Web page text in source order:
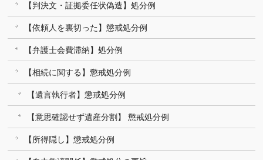
【判決文・証拠委任状偽造】処分例
【依頼人を裏切った】懲戒処分例
【弁護士会費滞納】処分例
【相続に関する】懲戒処分例
【遺言執行者】懲戒処分例
【意思確認せず遺産分割】 懲戒処分例
【所得隠し】懲戒処分例